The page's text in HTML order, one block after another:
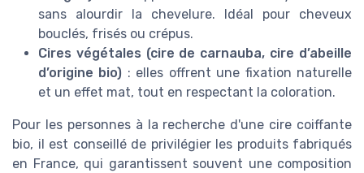
sans alourdir la chevelure. Idéal pour cheveux
bouclés, frisés ou crépus.
Cires végétales (cire de carnauba, cire d’abeille
d’origine bio) : elles offrent une fixation naturelle
et un effet mat, tout en respectant la coloration.
Pour les personnes à la recherche d'une cire coiffante
bio, il est conseillé de privilégier les produits fabriqués
en France, qui garantissent souvent une composition